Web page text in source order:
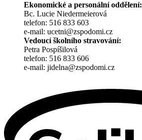
Ekonomické a personální oddělení:
Bc. Lucie Niedermeierová
telefon: 516 833 603
e-mail: ucetni@zspodomi.cz
Vedoucí školního stravování:
Petra Pospíšilová
telefon: 516 833 606
e-mail: jidelna@zspodomi.cz